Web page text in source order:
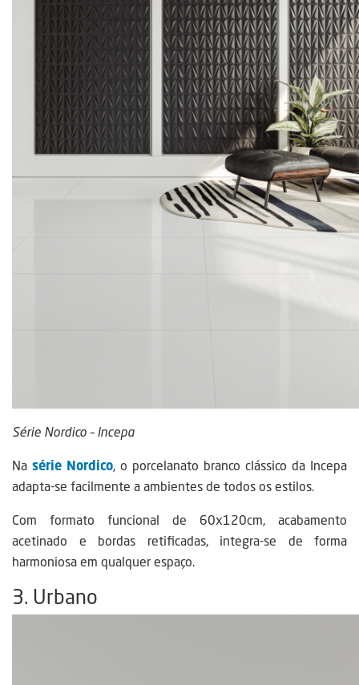
Série Nordico – Incepa
Na série Nordico, o porcelanato branco clássico da Incepa
adapta-se facilmente a ambientes de todos os estilos.
Com formato funcional de 60x120cm, acabamento
acetinado e bordas retificadas, integra-se de forma
harmoniosa em qualquer espaço.
3. Urbano